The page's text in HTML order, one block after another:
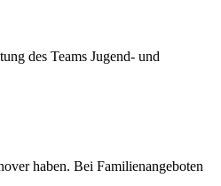
des Teams Jugend- und
haben. Bei Familienangeboten